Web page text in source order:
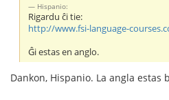
Hispanio:
Rigardu ĉi tie:
http://www.fsi-language-
Ĝi estas en anglo.
Dankon, Hispanio. La angla estas